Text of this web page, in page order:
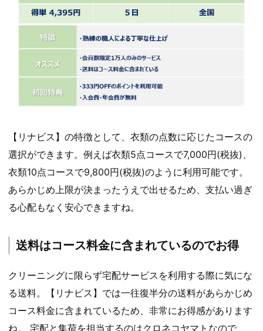
【リナビス】の特徴として、衣類の点数に応じたコースの
選択ができます。例えば衣類5点コースで7,000円(税抜)、
衣類10点コースで9,800円(税抜)のように利用可能です。
あらかじめ上限が決まったうえで出せるため、支払い過ぎ
る心配もなく安心できますね。
送料はコース料金に含まれているのでお得
クリーニングに限らず宅配サービスを利用する際に気にな
る送料。【リナビス】では一往復半分の送料があらかじめ
コース料金に含まれているため、非常にお得感があります
ね。 宅配と集荷を担当するのはクロネコヤマトなので、